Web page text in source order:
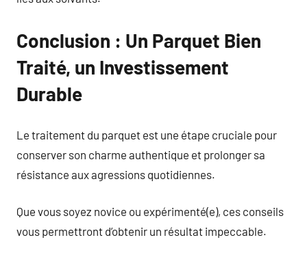
Conclusion : Un Parquet Bien
Traité, un Investissement
Durable
Le traitement du parquet est une étape cruciale pour
conserver son charme authentique et prolonger sa
résistance aux agressions quotidiennes.
Que vous soyez novice ou expérimenté(e), ces conseils
vous permettront d’obtenir un résultat impeccable.